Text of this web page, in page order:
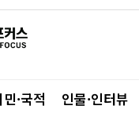
민·국적 인물·인터뷰